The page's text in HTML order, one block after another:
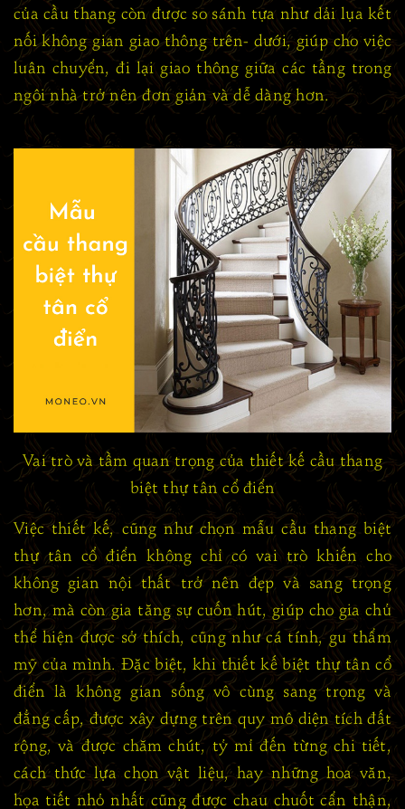
của cầu thang còn được so sánh tựa như dải lụa kết
nối không gian giao thông trên- dưới, giúp cho việc
luân chuyển, đi lại giao thông giữa các tầng trong
ngôi nhà trở nên đơn giản và dễ dàng hơn.
Vai trò và tầm quan trọng của thiết kế cầu thang
biệt thự tân cổ điển
Việc thiết kế, cũng như chọn mẫu cầu thang biệt
thự tân cổ điển không chỉ có vai trò khiến cho
không gian nội thất trở nên đẹp và sang trọng
hơn, mà còn gia tăng sự cuốn hút, giúp cho gia chủ
thể hiện được sở thích, cũng như cá tính, gu thẩm
mỹ của mình. Đặc biệt, khi thiết kế biệt thự tân cổ
điển là không gian sống vô cùng sang trọng và
đẳng cấp, được xây dựng trên quy mô diện tích đất
rộng, và được chăm chút, tỷ mỉ đến từng chi tiết,
cách thức lựa chọn vật liệu, hay những hoa văn,
họa tiết nhỏ nhất cũng được chau chuốt cẩn thận,